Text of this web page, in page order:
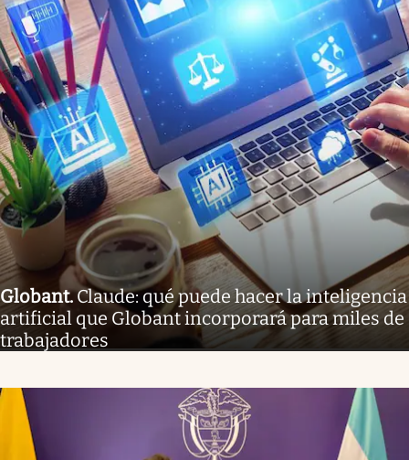
Globant.Claude: qué puede hacer la inteligencia
artificial que Globant incorporará para miles de
trabajadores